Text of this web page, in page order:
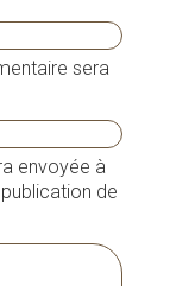
sera
envoyée à
de